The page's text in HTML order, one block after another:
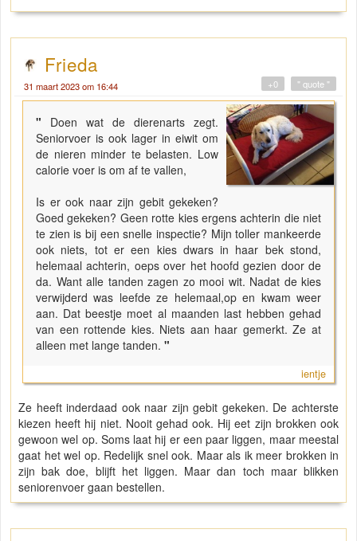
Frieda
31 maart 2023 om 16:44 " quote "
+0
" Doen wat de dierenarts zegt.
Seniorvoer is ook lager in eiwit om
de nieren minder te belasten. Low
calorie voer is om af te vallen,
Is er ook naar zijn gebit gekeken?
Goed gekeken? Geen rotte kies ergens achterin die niet
te zien is bij een snelle inspectie? Mijn toller mankeerde
ook niets, tot er een kies dwars in haar bek stond,
helemaal achterin, oeps over het hoofd gezien door de
da. Want alle tanden zagen zo mooi wit. Nadat de kies
verwijderd was leefde ze helemaal,op en kwam weer
aan. Dat beestje moet al maanden last hebben gehad
van een rottende kies. Niets aan haar gemerkt. Ze at
alleen met lange tanden. "
ientje
Ze heeft inderdaad ook naar zijn gebit gekeken. De achterste
kiezen heeft hij niet. Nooit gehad ook. Hij eet zijn brokken ook
gewoon wel op. Soms laat hij er een paar liggen, maar meestal
gaat het wel op. Redelijk snel ook. Maar als ik meer brokken in
zijn bak doe, blijft het liggen. Maar dan toch maar blikken
seniorenvoer gaan bestellen.